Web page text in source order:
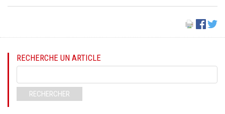
RECHERCHE UN ARTICLE
clés
RECHERCHER